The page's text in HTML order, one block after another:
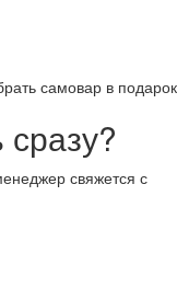
самовар в подарок
свяжется с